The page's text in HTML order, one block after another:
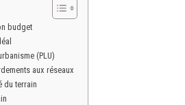
budget
(PLU)
aux réseaux
du terrain